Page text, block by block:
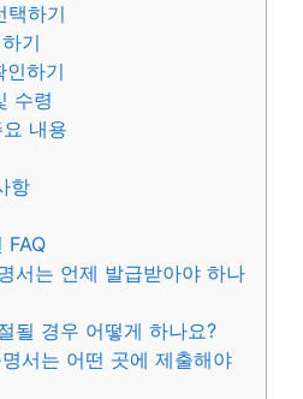
택하기
기
인하기
수령
내용
항
FAQ
서는 언제 발급받아야 하나
될 경우 어떻게 하나요?
서는 어떤 곳에 제출해야